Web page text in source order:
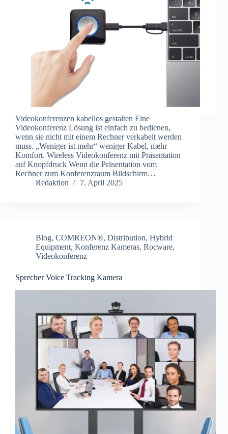
Videokonferenzen kabellos gestalten Eine
Videokonferenz Lösung ist einfach zu bedienen,
wenn sie nicht mit einem Rechner verkabelt werden
muss. „Weniger ist mehr“ weniger Kabel, mehr
Komfort. Wireless Videokonferenz mit Präsentation
auf Knopfdruck Wenn die Präsentation vom
Rechner zum Konferenzraum Bildschirm…
Redaktion
7. April 2025
Blog, COMREON®, Distribution, Hybrid
Equipment, Konferenz Kameras, Rocware,
Videokonferenz
Sprecher Voice Tracking Kamera